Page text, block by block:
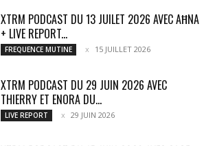
XTRM PODCAST DU 13 JUILET 2026 AVEC AĦNA
+ LIVE REPORT...
FREQUENCE MUTINE 15 JUILLET 2026
XTRM PODCAST DU 29 JUIN 2026 AVEC
THIERRY ET ENORA DU...
LIVE REPORT 29 JUIN 2026